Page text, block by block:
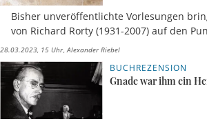
Bisher unveröffentlichte Vorlesungen
von Richard Rorty (1931-2007) auf den
28.03.2023, 15 Uhr Alexander Riebel
BUCHREZENSION
Gnade war ihm ein